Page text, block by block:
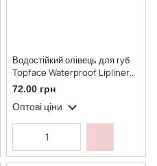
Водостійкий олівець для губ
Topface Waterproof Lipliner
PT613 - №114
72.00 грн
Оптові ціни